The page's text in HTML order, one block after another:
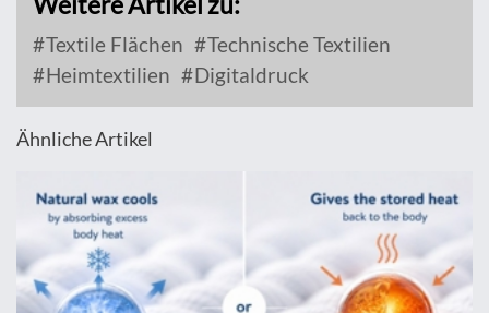
Textile Flächen
Technische Textilien
Heimtextilien
Digitaldruck
Ähnliche Artikel